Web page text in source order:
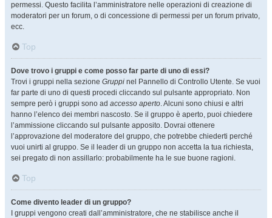
permessi. Questo facilita l’amministratore nelle operazioni di creazione di
moderatori per un forum, o di concessione di permessi per un forum privato,
ecc.
Top
Dove trovo i gruppi e come posso far parte di uno di essi?
Trovi i gruppi nella sezione Gruppi nel Pannello di Controllo Utente. Se vuoi
far parte di uno di questi procedi cliccando sul pulsante appropriato. Non
sempre però i gruppi sono ad accesso aperto. Alcuni sono chiusi e altri
hanno l’elenco dei membri nascosto. Se il gruppo è aperto, puoi chiedere
l’ammissione cliccando sul pulsante apposito. Dovrai ottenere
l’approvazione del moderatore del gruppo, che potrebbe chiederti perché
vuoi unirti al gruppo. Se il leader di un gruppo non accetta la tua richiesta,
sei pregato di non assillarlo: probabilmente ha le sue buone ragioni.
Top
Come divento leader di un gruppo?
I gruppi vengono creati dall’amministratore, che ne stabilisce anche il